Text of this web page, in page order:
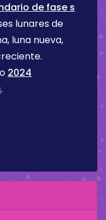
de fase s
lunares de
luna nueva,
2024
.